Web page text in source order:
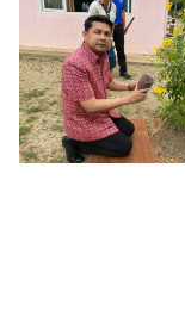
Search
for: